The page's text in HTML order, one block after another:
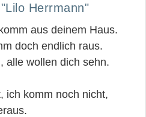
Herrmann"
aus deinem Haus.
doch endlich raus.
alle wollen dich sehn.
ich komm noch nicht,